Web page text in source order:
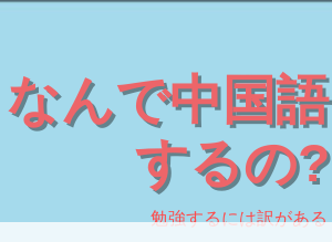
なんで中国
するの
勉強するには訳がある